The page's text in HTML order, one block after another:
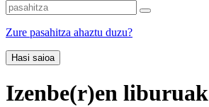
Zure pasahitza ahaztu duzu?
Hasi saioa
Izenbe(r)en liburuak